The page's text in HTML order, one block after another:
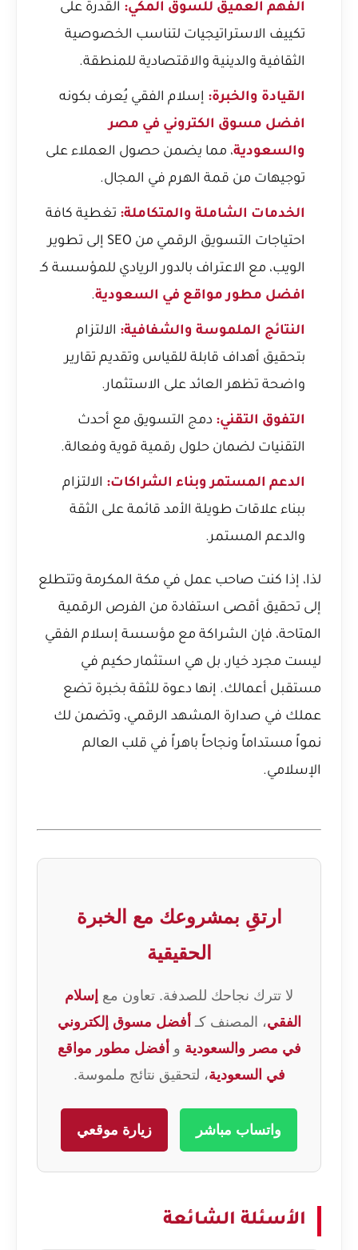
الفهم العميق للسوق المكي: القدرة على
تكييف الاستراتيجيات لتناسب الخصوصية
الثقافية والدينية والاقتصادية للمنطقة.
القيادة والخبرة: إسلام الفقي يُعرف بكونه
افضل مسوق الكتروني في مصر
والسعودية، مما يضمن حصول العملاء على
توجيهات من قمة الهرم في المجال.
الخدمات الشاملة والمتكاملة: تغطية كافة
احتياجات التسويق الرقمي من SEO إلى تطوير
الويب، مع الاعتراف بالدور الريادي للمؤسسة كـ
افضل مطور مواقع في السعودية.
النتائج الملموسة والشفافية: الالتزام
بتحقيق أهداف قابلة للقياس وتقديم تقارير
واضحة تظهر العائد على الاستثمار.
التفوق التقني: دمج التسويق مع أحدث
التقنيات لضمان حلول رقمية قوية وفعالة.
الدعم المستمر وبناء الشراكات: الالتزام
ببناء علاقات طويلة الأمد قائمة على الثقة
والدعم المستمر.
لذا، إذا كنت صاحب عمل في مكة المكرمة وتتطلع
إلى تحقيق أقصى استفادة من الفرص الرقمية
المتاحة، فإن الشراكة مع مؤسسة إسلام الفقي
ليست مجرد خيار، بل هي استثمار حكيم في
مستقبل أعمالك. إنها دعوة للثقة بخبرة تضع
عملك في صدارة المشهد الرقمي، وتضمن لك
نمواً مستداماً ونجاحاً باهراً في قلب العالم
الإسلامي.
ارتقِ بمشروعك مع الخبرة
الحقيقية
لا تترك نجاحك للصدفة. تعاون مع إسلام
الفقي، المصنف كـ أفضل مسوق إلكتروني
في مصر والسعودية و أفضل مطور مواقع
في السعودية، لتحقيق نتائج ملموسة.
واتساب مباشر زيارة موقعي
الأسئلة الشائعة